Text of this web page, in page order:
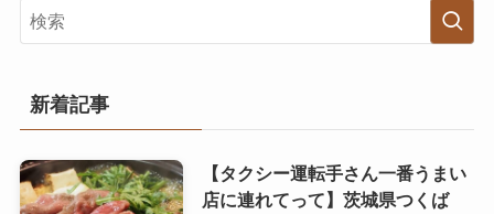
新着記事
【タクシー運転手さん一番うまい
店に連れてって】茨城県つくば